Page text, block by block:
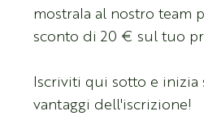
mostrala al nostro team
sconto di 20 € sul tuo
Iscriviti qui sotto e inizia
vantaggi dell'iscrizione!